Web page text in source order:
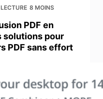
8 MOINS
PDF en
solutions pour
PDF sans effort